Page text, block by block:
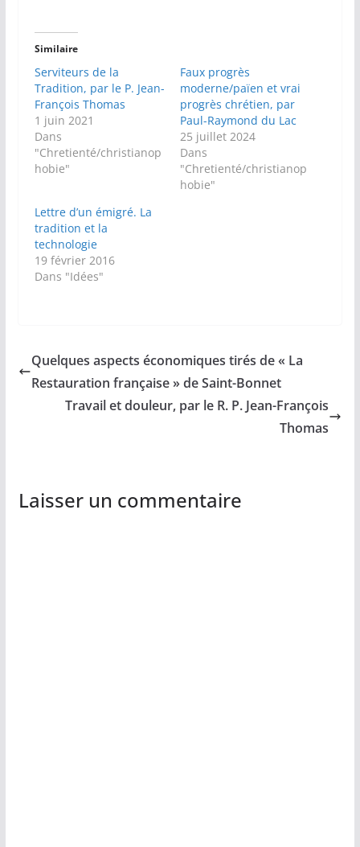
Similaire
Serviteurs de la
Tradition, par le P. Jean-
François Thomas
1 juin 2021
Dans
"Chretienté/christianop
hobie"
Faux progrès
moderne/païen et vrai
progrès chrétien, par
Paul-Raymond du Lac
25 juillet 2024
Dans
"Chretienté/christianop
hobie"
Lettre d’un émigré. La
tradition et la
technologie
19 février 2016
Dans "Idées"
Quelques aspects économiques tirés de « La
Restauration française » de Saint-Bonnet
Travail et douleur, par le R. P. Jean-François
Thomas
Laisser un commentaire